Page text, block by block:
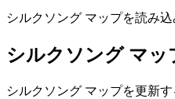
シルクソング マップを読み込
シルクソング マッ
シルクソング マップを更新